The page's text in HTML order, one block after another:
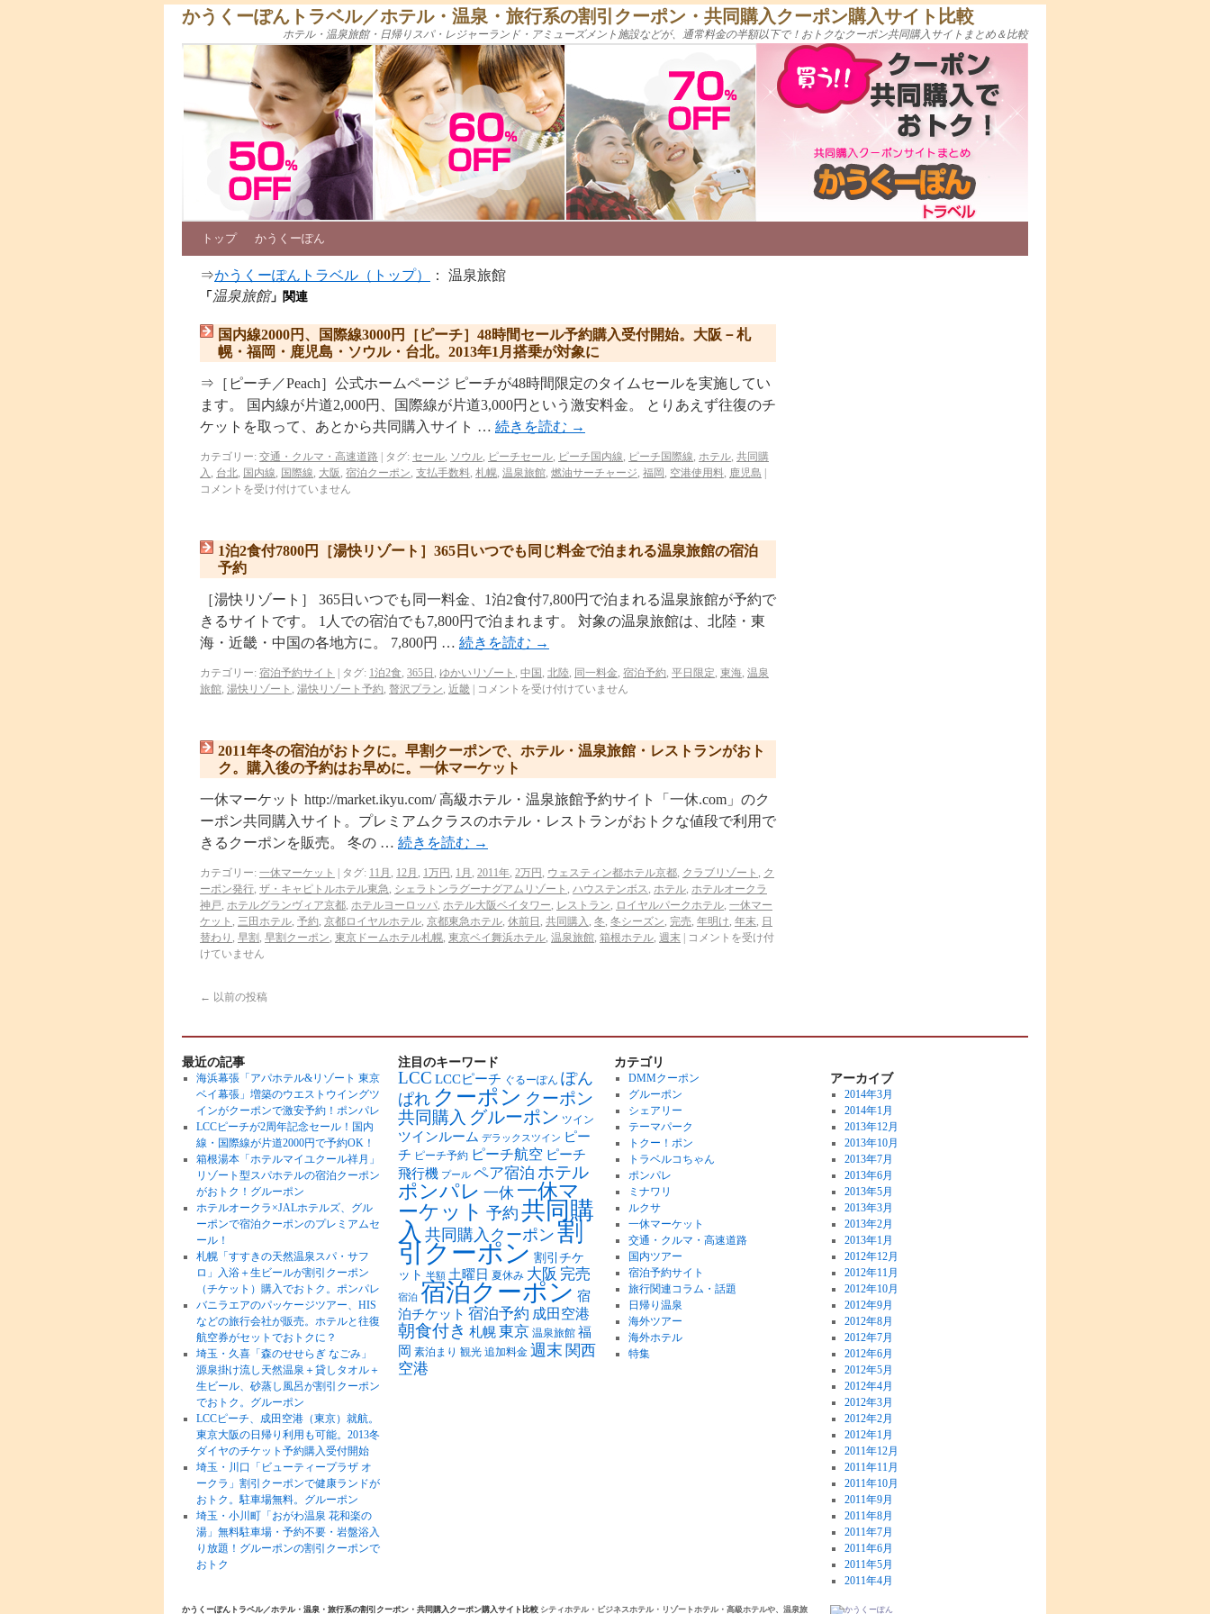
かうくーぽんトラベル／ホテル・温泉・旅行系の割引クーポン・共同購入クーポン購入サイト比較
ホテル・温泉旅館・日帰りスパ・レジャーランド・アミューズメント施設などが、通常料金の半額以下で！おトクなクーポン共同購入サイトまとめ＆比較
トップ かうくーぽん
⇒かうくーぽんトラベル（トップ） ： 温泉旅館
「 温泉旅館」関連
国内線2000円、国際線3000円［ピーチ］48時間セール予約購入受付開始。大阪－札
幌・福岡・鹿児島・ソウル・台北。2013年1月搭乗が対象に
⇒［ピーチ／Peach］公式ホームページ ピーチが48時間限定のタイムセールを実施してい
ます。 国内線が片道2,000円、国際線が片道3,000円という激安料金。 とりあえず往復のチ
ケットを取って、あとから共同購入サイト … 続きを読む →
カテゴリー: 交通・クルマ・高速道路 タグ: セール, ソウル, ピーチセール, ピーチ国内線, ピーチ国際線, ホテル, 共同購
入 , 台北, 国内線, 国際線, 大阪 , 宿泊クーポン, 支払手数料, 札幌, 温泉旅館, 燃油サーチャージ, 福岡 , 空港使用料, 鹿児島
コメントを受け付けていません
1泊2食付7800円［湯快リゾート］365日いつでも同じ料金で泊まれる温泉旅館の宿泊
予約
［湯快リゾート］ 365日いつでも同一料金、1泊2食付7,800円で泊まれる温泉旅館が予約で
きるサイトです。 1人での宿泊でも7,800円で泊まれます。 対象の温泉旅館は、北陸・東
海・近畿・中国の各地方に。 7,800円 … 続きを読む →
カテゴリー: 宿泊予約サイト タグ: 1泊2食, 365日 , ゆかいリゾート , 中国 , 北陸, 同一料金, 宿泊予約, 平日限定, 東海, 温泉
旅館, 湯快リゾート , 湯快リゾート予約, 贅沢プラン, 近畿 コメントを受け付けていません
2011年冬の宿泊がおトクに。早割クーポンで、ホテル・温泉旅館・レストランがおト
ク。購入後の予約はお早めに。一休マーケット
一休マーケット http://market.ikyu.com/ 高級ホテル・温泉旅館予約サイト「一休.com」のク
ーポン共同購入サイト。プレミアムクラスのホテル・レストランがおトクな値段で利用で
きるクーポンを販売。 冬の … 続きを読む →
カテゴリー: 一休マーケット タグ: 11月 , 12月 , 1万円 , 1月 , 2011年, 2万円 , ウェスティン都ホテル京都, クラブリゾート , ク
ーポン発行, ザ・キャピトルホテル東急, シェラトンラグーナグアムリゾート , ハウステンボス, ホテル, ホテルオークラ
神戸, ホテルグランヴィア京都, ホテルヨーロッパ, ホテル大阪ベイタワー, レストラン, ロイヤルパークホテル, 一休マー
ケット , 三田ホテル, 予約, 京都ロイヤルホテル, 京都東急ホテル, 休前日 , 共同購入 , 冬, 冬シーズン, 完売, 年明け, 年末, 日
替わり , 早割 , 早割クーポン, 東京ドームホテル札幌, 東京ベイ舞浜ホテル, 温泉旅館, 箱根ホテル, 週末
コメントを受け付
けていません
← 以前の投稿
最近の記事
海浜幕張「アパホテル&リゾート 東京
ベイ幕張」増築のウエストウイングツ
インがクーポンで激安予約！ポンパレ
LCCピーチが2周年記念セール！国内
線・国際線が片道2000円で予約OK！
箱根湯本「ホテルマイユクール祥月」
リゾート型スパホテルの宿泊クーポン
がおトク！グルーポン
ホテルオークラ×JALホテルズ、グル
ーポンで宿泊クーポンのプレミアムセ
ール！
札幌「すすきの天然温泉スパ・サフ
ロ」入浴＋生ビールが割引クーポン
（チケット）購入でおトク。ポンパレ
バニラエアのパッケージツアー、HIS
などの旅行会社が販売。ホテルと往復
航空券がセットでおトクに？
埼玉・久喜「森のせせらぎ なごみ」
源泉掛け流し天然温泉＋貸しタオル＋
生ビール、砂蒸し風呂が割引クーポン
でおトク。グルーポン
LCCピーチ、成田空港（東京）就航。
東京大阪の日帰り利用も可能。2013冬
ダイヤのチケット予約購入受付開始
埼玉・川口「ビューティープラザ オ
ークラ」割引クーポンで健康ランドが
おトク。駐車場無料。グルーポン
埼玉・小川町「おがわ温泉 花和楽の
湯」無料駐車場・予約不要・岩盤浴入
り放題！グルーポンの割引クーポンで
おトク
注目のキーワード
LCC LCCピーチ ぐるーぽん ぽん
ぱれ クーポン クーポン
共同購入 グルーポン ツイン
ツインルーム デラックスツイン ピー
チ ピーチ予約 ピーチ航空 ピーチ
飛行機 プール ペア宿泊 ホテル
ポンパレ 一休 一休マ
ーケット 予約 共同購
入 共同購入クーポン 割
引クーポン 割引チケ
ット 半額 土曜日 夏休み 大阪 完売
宿泊 宿泊クーポン 宿
泊チケット 宿泊予約 成田空港
朝食付き 札幌東京 温泉旅館 福
岡 素泊まり 観光 追加料金 週末 関西
空港
カテゴリ
DMMクーポン
グルーポン
シェアリー
テーマパーク
トクー！ポン
トラベルコちゃん
ポンパレ
ミナワリ
ルクサ
一休マーケット
交通・クルマ・高速道路
国内ツアー
宿泊予約サイト
旅行関連コラム・話題
日帰り温泉
海外ツアー
海外ホテル
特集
アーカイブ
2014年3月
2014年1月
2013年12月
2013年10月
2013年7月
2013年6月
2013年5月
2013年3月
2013年2月
2013年1月
2012年12月
2012年11月
2012年10月
2012年9月
2012年8月
2012年7月
2012年6月
2012年5月
2012年4月
2012年3月
2012年2月
2012年1月
2011年12月
2011年11月
2011年10月
2011年9月
2011年8月
2011年7月
2011年6月
2011年5月
2011年4月
かうくーぽんトラベル／ホテル・温泉・旅行系の割引クーポン・共同購入クーポン購入サイト比較 シティホテル・ビジネスホテル・リゾートホテル・高級ホテルや、温泉旅